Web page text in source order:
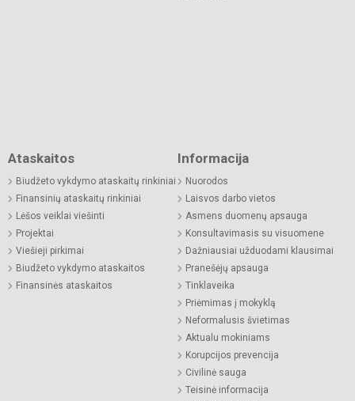
Ataskaitos
Biudžeto vykdymo ataskaitų rinkiniai
Finansinių ataskaitų rinkiniai
Lėšos veiklai viešinti
Projektai
Viešieji pirkimai
Biudžeto vykdymo ataskaitos
Finansinės ataskaitos
Informacija
Nuorodos
Laisvos darbo vietos
Asmens duomenų apsauga
Konsultavimasis su visuomene
Dažniausiai užduodami klausimai
Pranešėjų apsauga
Tinklaveika
Priėmimas į mokyklą
Neformalusis švietimas
Aktualu mokiniams
Korupcijos prevencija
Civilinė sauga
Teisinė informacija